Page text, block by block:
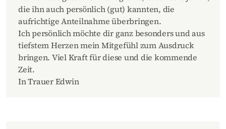
die ihn auch persönlich (gut) kannten, die
aufrichtige Anteilnahme überbringen.
Ich persönlich möchte dir ganz besonders und aus
tiefstem Herzen mein Mitgefühl zum Ausdruck
bringen. Viel Kraft für diese und die kommende
Zeit.
In Trauer Edwin